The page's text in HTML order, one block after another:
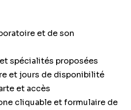
et de son
spécialités proposées
et jours de disponibilité
et accès
cliquable et formulaire de